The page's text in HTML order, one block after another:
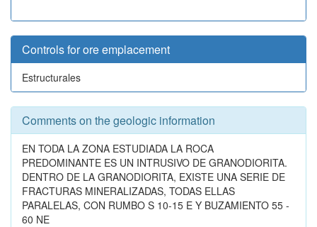
Controls for ore emplacement
Estructurales
Comments on the geologic information
EN TODA LA ZONA ESTUDIADA LA ROCA
PREDOMINANTE ES UN INTRUSIVO DE GRANODIORITA.
DENTRO DE LA GRANODIORITA, EXISTE UNA SERIE DE
FRACTURAS MINERALIZADAS, TODAS ELLAS
PARALELAS, CON RUMBO S 10-15 E Y BUZAMIENTO 55 -
60 NE